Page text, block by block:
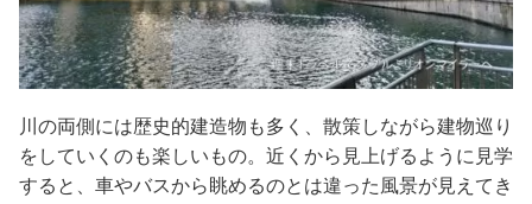
川の両側には歴史的建造物も多く、散策しながら建物巡り
をしていくのも楽しいもの。近くから見上げるように見学
すると、車やバスから眺めるのとは違った風景が見えてき